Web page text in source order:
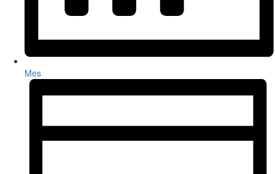
Mes